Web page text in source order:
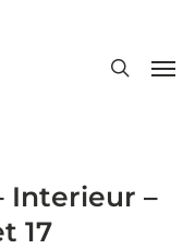
Interieur –
17